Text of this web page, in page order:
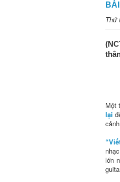
Thứ
Một
lại
lớn